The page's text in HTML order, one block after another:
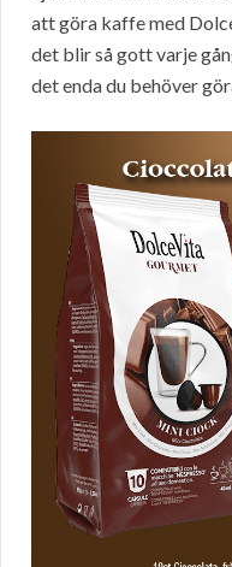
att göra kaffe med
det blir så gott varje
det enda du behöver